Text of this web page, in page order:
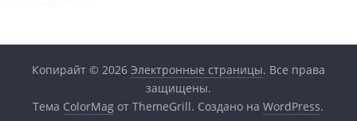
Копирайт © 2026 Электронные страницы. Все права
защищены.
Тема ColorMag от ThemeGrill. Создано наWordPress.